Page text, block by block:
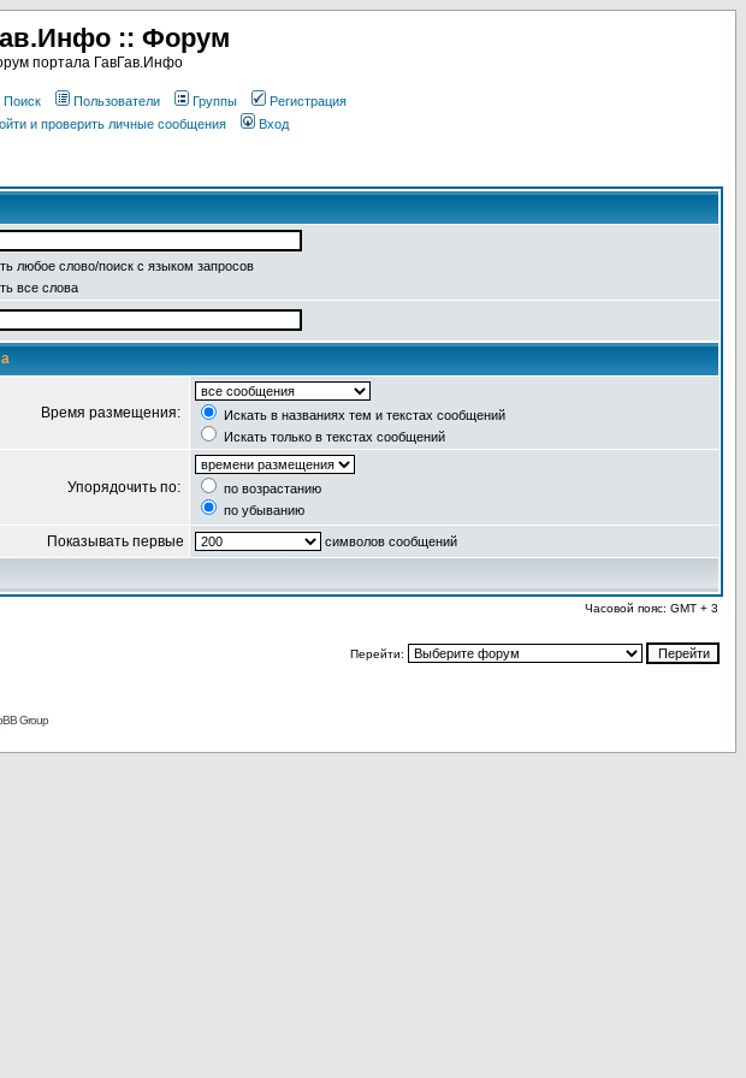
:: Форум
портала ГавГав.Инфо
Поиск Пользователи Группы
Регистрация
и проверить личные сообщения Вход
любое слово/поиск с языком запросов
все слова
Время размещения:
Искать в названиях тем и текстах сообщений
Искать только в текстах сообщений
Упорядочить по:
по возрастанию
по убыванию
Показывать первые символов сообщений
Часовой пояс: GMT + 3
Перейти:
Group